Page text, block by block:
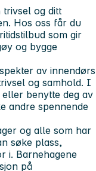
trivsel og ditt
Hos oss får du
som gir
og bygge
av innendørs
og samhold. I
benytte deg av
andre spennende
og alle som har
søke plass,
i. Barnehagene
på